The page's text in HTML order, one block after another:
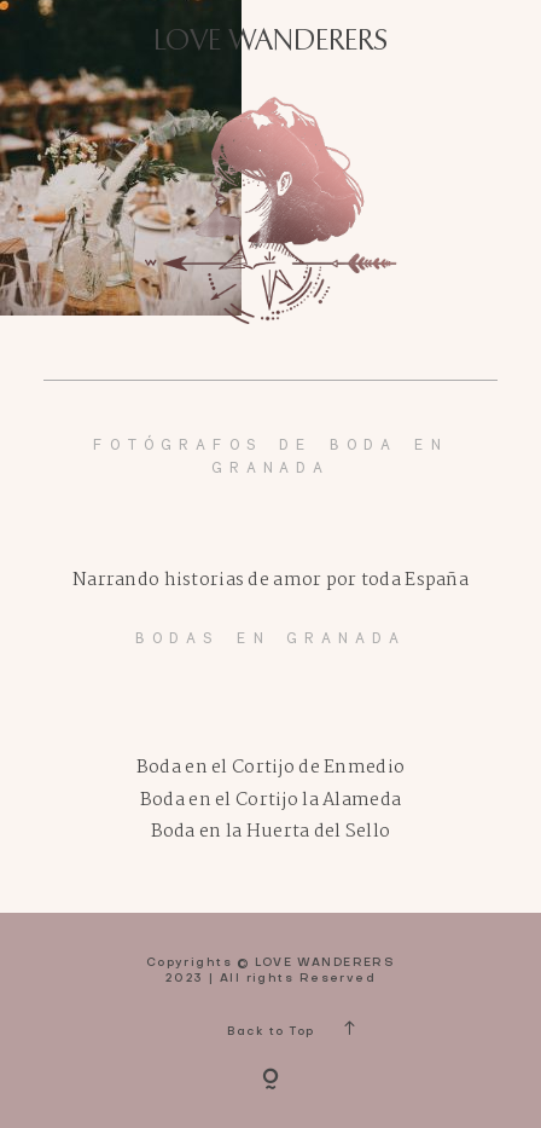
LOVE WANDERERS
FOTÓGRAFOS DE BODA EN
GRANADA
BODAS EN GRANADA
Boda en el Cortijo de Enmedio
Narrando historias de amor por toda España
Boda en el Cortijo la Alameda
Boda en la Huerta del Sello
Copyrights © LOVE WANDERERS
2023 | All rights Reserved
Back to Top